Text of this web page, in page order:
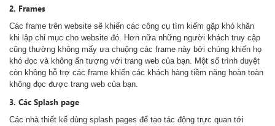
2. Frames
Các frame trên website sẽ khiến các công cụ tìm kiếm gặp khó khăn
khi lập chỉ mục cho website đó. Hơn nữa những người khách truy cập
cũng thường không mấy ưa chuộng các frame này bởi chúng khiến họ
khó đọc và không ấn tượng với trang web của bạn. Một số trình duyệt
còn không hỗ trợ các frame khiến các khách hàng tiềm năng hoàn toàn
không đọc được trang web của bạn.
3. Các Splash page
Các nhà thiết kế dùng splash pages để tạo tác động trực quan tới